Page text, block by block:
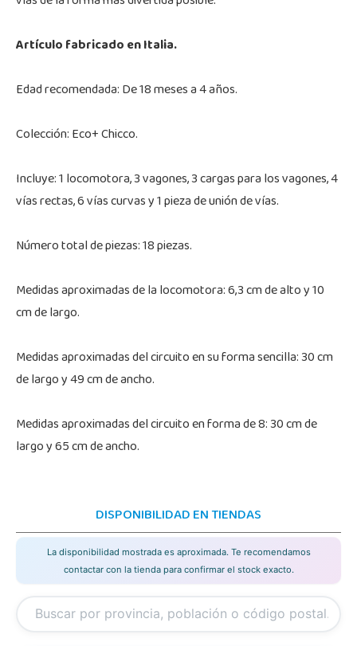
Artículo fabricado en Italia.
Edad recomendada: De 18 meses a 4 años.
Colección: Eco+ Chicco.
Incluye: 1 locomotora, 3 vagones, 3 cargas para los vagones, 4
vías rectas, 6 vías curvas y 1 pieza de unión de vías.
Número total de piezas: 18 piezas.
Medidas aproximadas de la locomotora: 6,3 cm de alto y 10
cm de largo.
Medidas aproximadas del circuito en su forma sencilla: 30 cm
de largo y 49 cm de ancho.
Medidas aproximadas del circuito en forma de 8: 30 cm de
largo y 65 cm de ancho.
DISPONIBILIDAD EN TIENDAS
La disponibilidad mostrada es aproximada. Te recomendamos
contactar con la tienda para confirmar el stock exacto.